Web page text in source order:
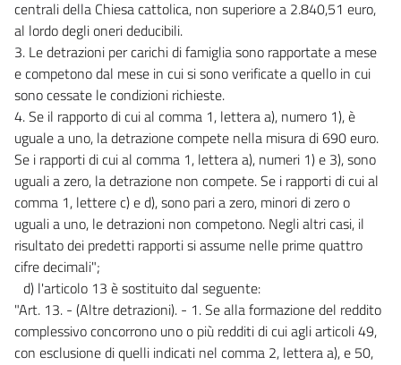
centrali della Chiesa cattolica, non superiore a 2.840,51 euro,
al lordo degli oneri deducibili.
3. Le detrazioni per carichi di famiglia sono rapportate a mese
e competono dal mese in cui si sono verificate a quello in cui
sono cessate le condizioni richieste.
4. Se il rapporto di cui al comma 1, lettera a), numero 1), è
uguale a uno, la detrazione compete nella misura di 690 euro.
Se i rapporti di cui al comma 1, lettera a), numeri 1) e 3), sono
uguali a zero, la detrazione non compete. Se i rapporti di cui al
comma 1, lettere c) e d), sono pari a zero, minori di zero o
uguali a uno, le detrazioni non competono. Negli altri casi, il
risultato dei predetti rapporti si assume nelle prime quattro
cifre decimali";
d) l'articolo 13 è sostituito dal seguente:
"Art. 13. - (Altre detrazioni). - 1. Se alla formazione del reddito
complessivo concorrono uno o più redditi di cui agli articoli 49,
con esclusione di quelli indicati nel comma 2, lettera a), e 50,